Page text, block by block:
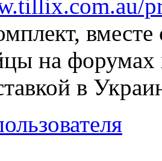
вместе
на форумах
в